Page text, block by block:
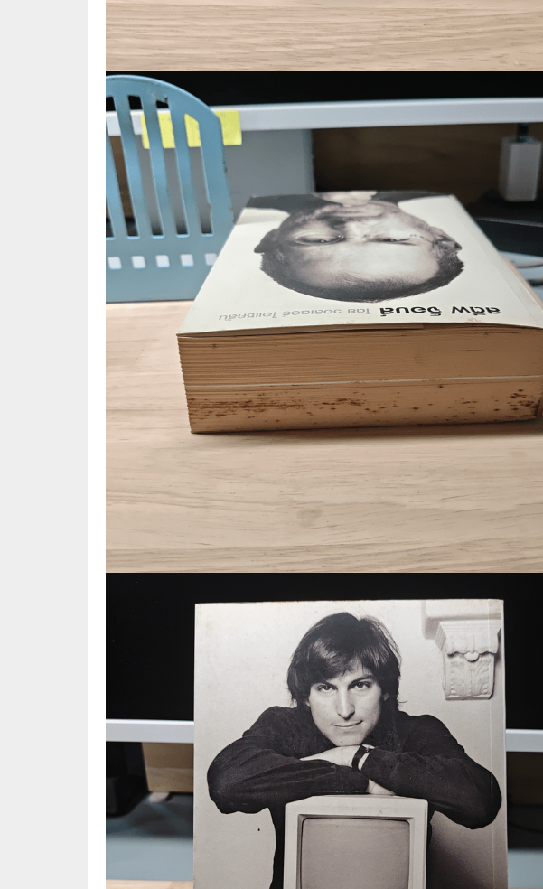
🦄 แฟนตาซี
🛸 ไซไฟ วิทยาศาสตร์
🌟 นิยายไลท์โนเวล
🏺 อิงประวัติศาสตร์
🏮 นิยายจีน
🌞 นิยายแจ่มใส
❤️ รัก โรแมนติก
❤️‍🔥❤️‍🔥 นิยายรัก ราคาถูกสุด
💀 ผี สยองขวัญ ระทึกขวัญ
🎭 ดราม่า ชีวิต
🌔 ลึกลับ
🔍 สืบสวน สอบสวน
⚔️ แอ็คชั่น ต่อสู้
⛺ ผจญภัย
นิยาย วรรณกรรม
💜 สนพ.Bly
การ์ตูนรายเดือน รายสัปดาห์
การ์ตูนแก๊ก
หนังสือการ์ตูนภาษาญี่ปุ่น
หนังสือการ์ตูน
🐲 หนังสือเด็ก
🪐 ความรู้สำหรับเด็ก